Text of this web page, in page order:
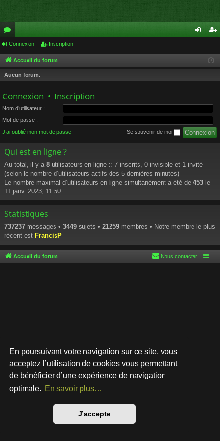
En poursuivant votre navigation sur ce site, vous
acceptez l’utilisation de cookies vous permettant
de bénéficier d’une expérience de navigation
optimale. En savoir plus…
J’accepte
or
u
m
cri
Connexion Inscription
Accueil du forum
Aucun forum.
Connexion • Inscription
Nom d’utilisateur :
Mot de passe :
J’ai oublié mon mot de passe Se souvenir de moi
Qui est en ligne ?
Au total, il y a 8 utilisateurs en ligne :: 7 inscrits, 0 invisible et 1 invité
(selon le nombre d’utilisateurs actifs des 5 dernières minutes)
Le nombre maximal d’utilisateurs en ligne simultanément a été de 453 le
11 janv. 2023, 11:50
Statistiques
737237 messages • 3449 sujets • 21259 membres • Notre membre le plus
récent est FrancisP
Accueil du forum Nous contacter
Développé parphpBB® Forum Software © phpBB Limited
Style par
Traduction française officielle